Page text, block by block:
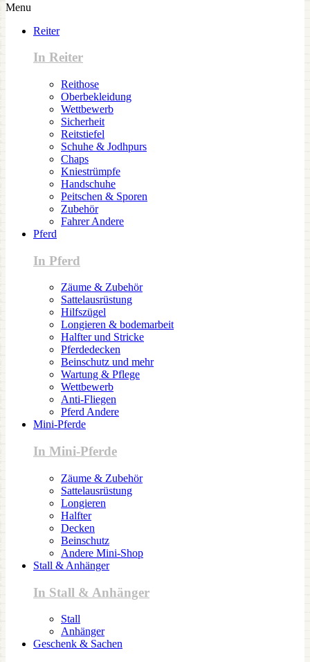
Menu
Reiter
In Reiter
Reithose
Oberbekleidung
Wettbewerb
Sicherheit
Reitstiefel
Schuhe & Jodhpurs
Chaps
Kniestrümpfe
Handschuhe
Peitschen & Sporen
Zubehör
Fahrer Andere
Pferd
In Pferd
Zäume & Zubehör
Sattelausrüstung
Hilfszügel
Longieren & bodemarbeit
Halfter und Stricke
Pferdedecken
Beinschutz und mehr
Wartung & Pflege
Wettbewerb
Anti-Fliegen
Pferd Andere
Mini-Pferde
In Mini-Pferde
Zäume & Zubehör
Sattelausrüstung
Longieren
Halfter
Decken
Beinschutz
Andere Mini-Shop
Stall & Anhänger
In Stall & Anhänger
Stall
Anhänger
Geschenk & Sachen